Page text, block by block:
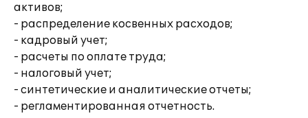
активов;
- распределение косвенных расходов;
- кадровый учет;
- расчеты по оплате труда;
- налоговый учет;
- синтетические и аналитические отчеты;
- регламентированная отчетность.